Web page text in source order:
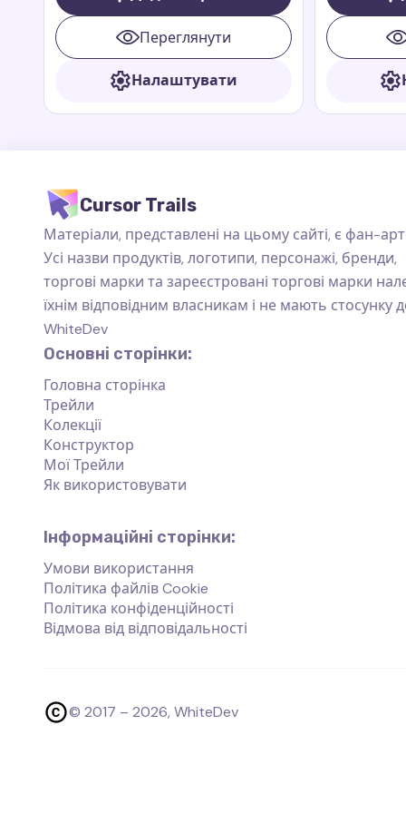
веселий дракон, відомий своєю
доброзичливістю та любов’ю до їжі.
Переглянути
Налаштувати
елементи.
спортивний
роблять її
Аїша
підкреслює
Cursor Trails
Матеріали, представлені на цьому сайті, є фан-
Усі назви продуктів, логотипи, персонажі, бренди,
торгові марки та зареєстровані торгові марки
їхнім відповідним власникам і не мають стосунку
WhiteDev
Основні сторінки:
Головна сторінка
Трейли
Колекції
Конструктор
Мої Трейли
Як використовувати
Інформаційні сторінки:
Умови використання
Політика файлів Cookie
Політика конфіденційності
Відмова від відповідальності
© 2017 – 2026, WhiteDev